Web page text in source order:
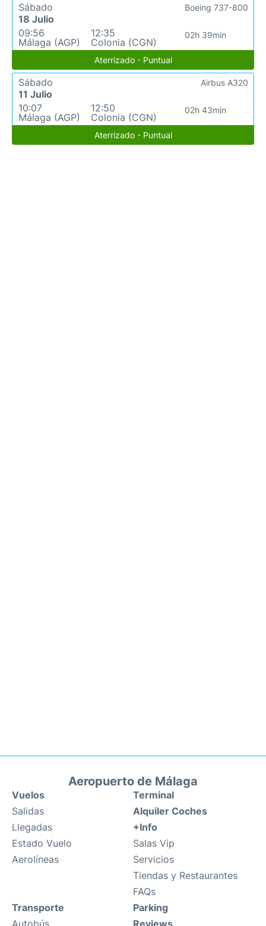
Sábado
18 Julio
09:56
Málaga (AGP)
12:35
Colonia (CGN)
02h 39min
Boeing 737-800
Aterrizado - Puntual
Sábado
11 Julio
10:07
Málaga (AGP)
12:50
Colonia (CGN)
02h 43min
Airbus A320
Aterrizado - Puntual
Aeropuerto de Málaga
Vuelos
Salidas
Llegadas
Estado Vuelo
Aerolíneas
Terminal
Alquiler Coches
+Info
Salas Vip
Servicios
Tiendas y Restaurantes
FAQs
Transporte
Autobús
Parking
Reviews